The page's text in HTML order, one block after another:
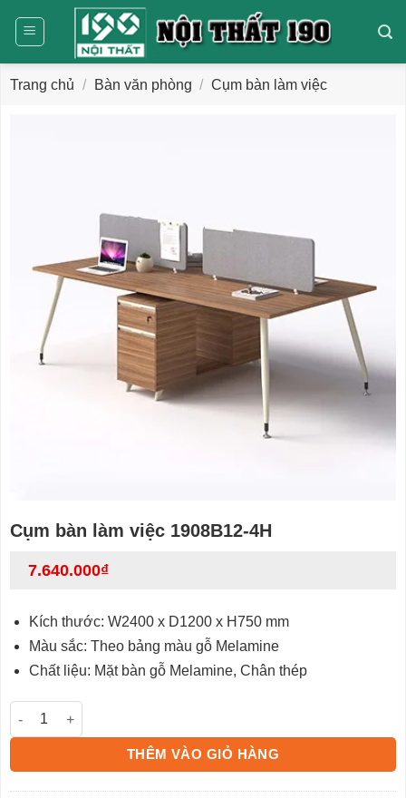
dung
Trang chủ / Bàn văn phòng / Cụm bàn làm việc
Cụm bàn làm việc 1908B12-4H
7.640.000₫
Kích thước: W2400 x D1200 x H750 mm
Màu sắc: Theo bảng màu gỗ Melamine
Chất liệu: Mặt bàn gỗ Melamine, Chân thép
Cụm bàn làm việc 1908B12-4H số lượng
THÊM VÀO GIỎ HÀNG